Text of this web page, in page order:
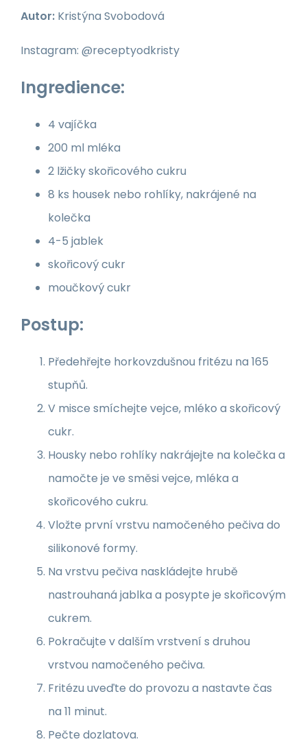
Autor: Kristýna Svobodová
Instagram: @receptyodkristy
Ingredience:
4 vajíčka
200 ml mléka
2 lžičky skořicového cukru
8 ks housek nebo rohlíky, nakrájené na
kolečka
4-5 jablek
skořicový cukr
moučkový cukr
Postup:
Předehřejte horkovzdušnou fritézu na 165
stupňů.
V misce smíchejte vejce, mléko a skořicový
cukr.
Housky nebo rohlíky nakrájejte na kolečka a
namočte je ve směsi vejce, mléka a
skořicového cukru.
Vložte první vrstvu namočeného pečiva do
silikonové formy.
Na vrstvu pečiva naskládejte hrubě
nastrouhaná jablka a posypte je skořicovým
cukrem.
Pokračujte v dalším vrstvení s druhou
vrstvou namočeného pečiva.
Fritézu uveďte do provozu a nastavte čas
na 11 minut.
Pečte dozlatova.